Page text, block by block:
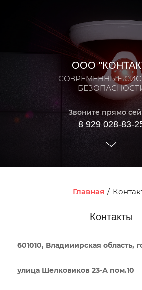
ООО
СОВРЕМЕННЫЕ
Звоните прямо
8 929 028-83-
Главная /
Контакты
601010, Владимирская область,
улица Шелковиков 23-А пом.10